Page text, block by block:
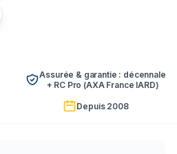
Assurée & garantie : décennale
+ RC Pro (AXA France IARD)
Depuis 2008